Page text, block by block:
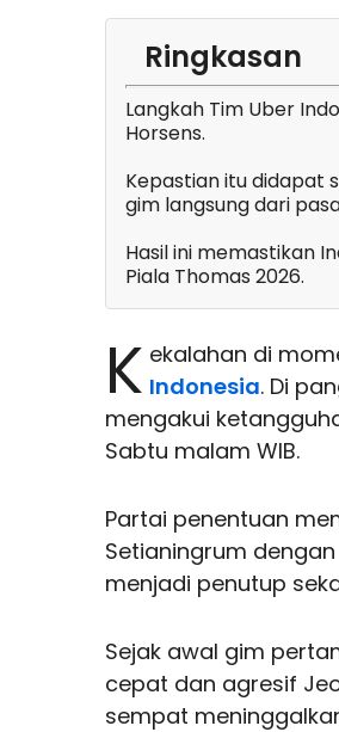
Ringkasan
Langkah Tim Uber
Horsens.
Kepastian itu didapat
gim langsung dari
Hasil ini memastikan
Piala Thomas 2026.
K ekalahan di
Indonesia. Di
mengakui
Sabtu malam WIB.
Partai penentuan
Setianingrum
menjadi penutup
Sejak awal gim
cepat dan agresif
sempat